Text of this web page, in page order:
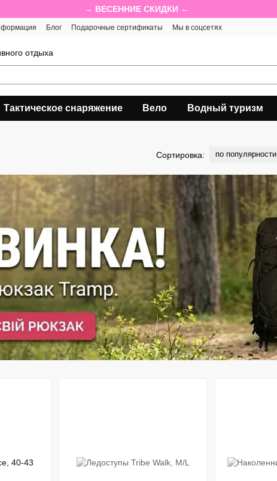
→ ВЕСЕННИЕ СКИДКИ ←
Блог Подарочные сертификаты
Мы в соцсетях
отдыха
Тактическое снаряжение Вело Водный туризм
Сортировка: по популярности